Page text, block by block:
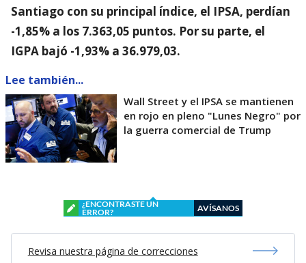
Santiago con su principal índice, el IPSA, perdían
-1,85% a los 7.363,05 puntos. Por su parte, el
IGPA bajó -1,93% a 36.979,03.
Lee también...
Wall Street y el IPSA se mantienen
en rojo en pleno "Lunes Negro" por
la guerra comercial de Trump
¿ENCONTRASTE UN
ERROR?
AVÍSANOS
Revisa nuestra página de correcciones